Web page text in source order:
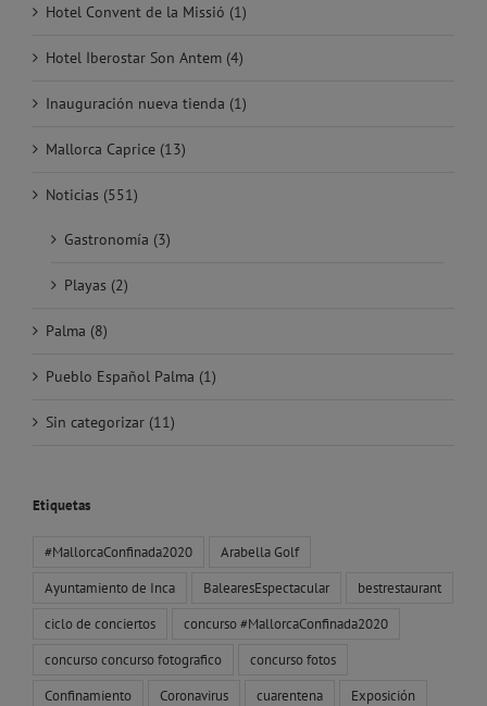
Hotel Convent de la Missió (1)
Hotel Iberostar Son Antem (4)
Inauguración nueva tienda (1)
Mallorca Caprice (13)
Noticias (551)
Gastronomía (3)
Playas (2)
Palma (8)
Pueblo Español Palma (1)
Sin categorizar (11)
Etiquetas
#MallorcaConfinada2020 Arabella Golf
Ayuntamiento de Inca BalearesEspectacular bestrestaurant
ciclo de conciertos concurso #MallorcaConfinada2020
concurso concurso fotografico concurso fotos
Confinamiento Coronavirus cuarentena Exposición